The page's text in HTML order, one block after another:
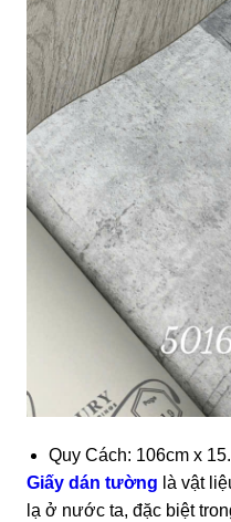
Quy Cách: 106cm x
Giấy dán tường là vật
lạ ở nước ta, đặc biệt